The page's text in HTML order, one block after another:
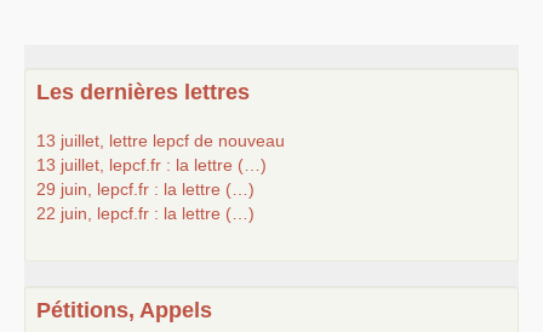
Les dernières lettres
13 juillet, lettre lepcf de nouveau
13 juillet, lepcf.fr : la lettre (…)
29 juin, lepcf.fr : la lettre (…)
22 juin, lepcf.fr : la lettre (…)
Pétitions, Appels